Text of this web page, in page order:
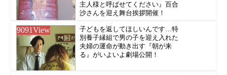
主人様と呼ばせてください』百合
沙さんを迎え舞台挨拶開催！
9091View
子どもを返してほしいんです…特
別養子縁組で男の子を迎え入れた
夫婦の運命が動き出す『朝が来
る』がいよいよ劇場公開！